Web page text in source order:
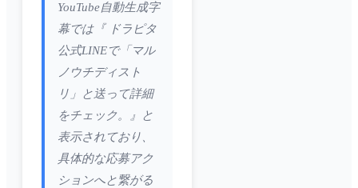
YouTube自動生成字
幕では『 ドラピタ
公式LINEで「マル
ノウチディスト
リ」と送って詳細
をチェック。』と
表示されており、
具体的な応募アク
ションへと繋がる